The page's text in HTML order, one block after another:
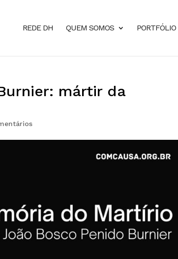
REDE DH QUEM SOMOS PORTFÓLIO
mártir da